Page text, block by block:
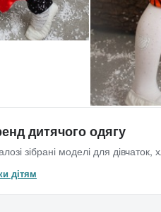
дитячого одягу
зібрані моделі для
дітям